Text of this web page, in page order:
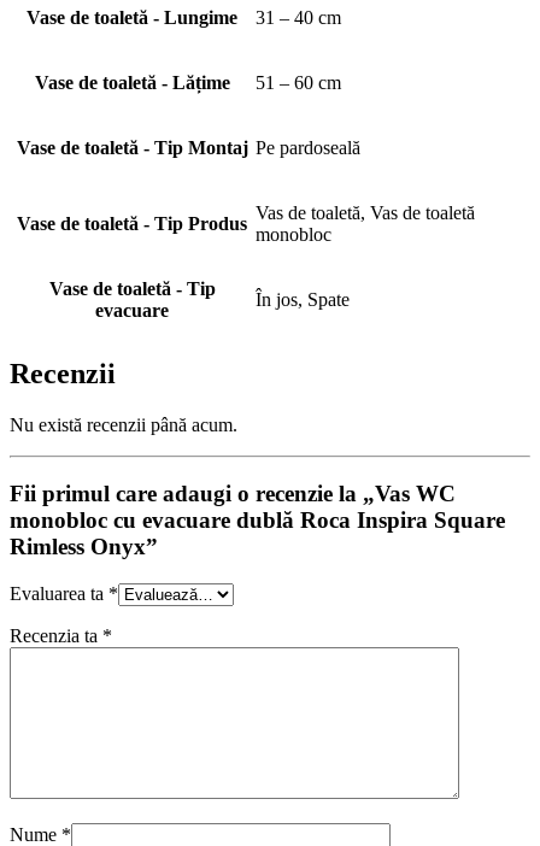
Vase de toaletă - Lungime 31 – 40 cm
Vase de toaletă - Lățime 51 – 60 cm
Vase de toaletă - Tip Montaj Pe pardoseală
Vase de toaletă - Tip Produs
Vas de toaletă, Vas de toaletă
monobloc
Vase de toaletă - Tip
evacuare
În jos, Spate
Recenzii
Nu există recenzii până acum.
Fii primul care adaugi o recenzie la „Vas WC
monobloc cu evacuare dublă Roca Inspira Square
Rimless Onyx”
Evaluarea ta *
Recenzia ta *
Nume *